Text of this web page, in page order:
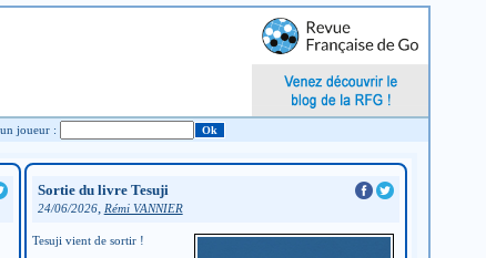
Chercher un joueur :
Sortie du livre Tesuji
24/06/2026, Rémi VANNIER
Tesuji vient de sortir !